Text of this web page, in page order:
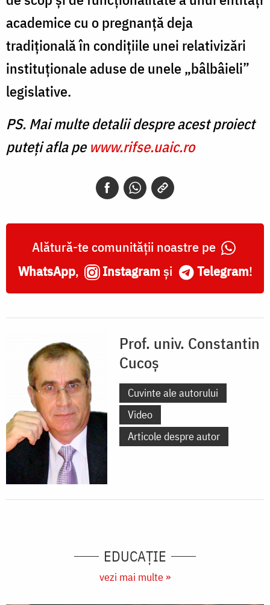
academice cu o pregnanță deja
tradițională în condițiile unei relativizări
instituționale aduse de unele „bâlbâieli”
legislative.
PS. Mai multe detalii despre acest proiect
puteți afla pe www.rifse.uaic.ro
Alătură-te comunității noastre pe
WhatsApp, Instagram și Telegram!
Prof. univ. Constantin
Cucoș
Cuvinte ale autorului
Video
Articole despre autor
EDUCAŢIE
vezi mai multe »